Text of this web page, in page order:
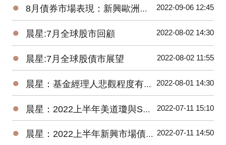
● 8月債券市場表現：新興歐洲債券基金交出17.58%高報酬令人驚艷 2022-09-06 12:45
● 晨星:7月全球股市回顧 2022-08-02 14:30
● 晨星:7月全球股債市展望 2022-08-02 11:55
● 晨星：基金經理人悲觀程度有史以來最高，關注企業獲利揭示的未來方向 2022-08-01 14:30
● 晨星：2022上半年美道瓊與S&P500 數下跌15.30%、20.56%，台股基金平均報酬率為-22.18% 2022-07-11 15:10
● 晨星：2022上半年新興市場債券基金因俄羅斯債券跌幅最深 2022-07-11 14:50